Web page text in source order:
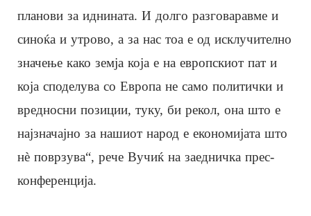
планови за иднината. И долго разговаравме и
синоќа и утрово, а за нас тоа е од исклучително
значење како земја која е на европскиот пат и
која споделува со Европа не само политички и
вредносни позиции, туку, би рекол, она што е
најзначајно за нашиот народ е економијата што
нè поврзува“, рече Вучиќ на заедничка прес-
конференција.